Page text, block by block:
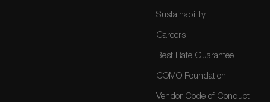
Sustainability
Careers
Best Rate Guarantee
COMO Foundation
Vendor Code of Conduct